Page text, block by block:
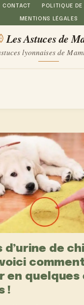
CONTACT POLITIQUE
MENTIONS LÉGALES
Les Astuces de
lyonnaises de
d’urine de
en quelques
!